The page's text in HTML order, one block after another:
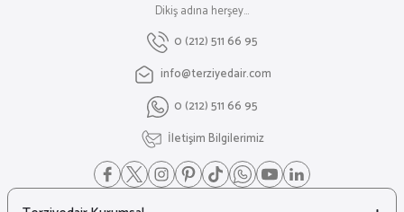
Dikiş adına herşey...
0 (212) 511 66 95
info@terziyedair.com
0 (212) 511 66 95
İletişim Bilgilerimiz